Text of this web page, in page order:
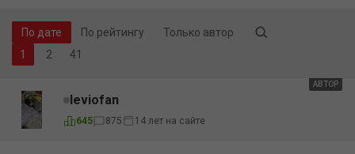
По дате По рейтингу
Только автор
2
41
АВТОР
leviofan
645 875 14 лет на сайте